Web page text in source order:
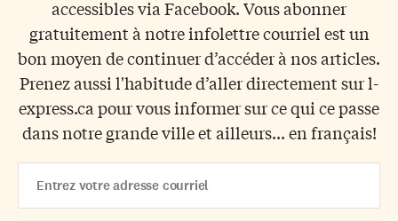
accessibles via Facebook. Vous abonner
gratuitement à notre infolettre courriel est un
bon moyen de continuer d’accéder à nos articles.
Prenez aussi l'habitude d’aller directement sur l-
express.ca pour vous informer sur ce qui ce passe
dans notre grande ville et ailleurs... en français!
Address